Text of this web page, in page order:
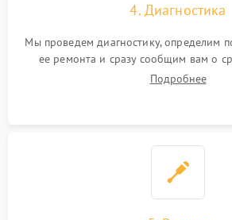
4. Диагностика
Мы проведем диагностику, определим
ее ремонта и сразу сообщим вам о
Подробнее